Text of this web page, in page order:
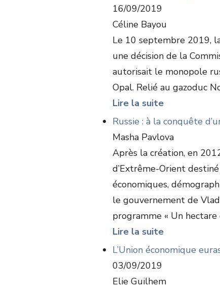
16/09/2019
Céline Bayou
Le 10 septembre 2019,
une décision de la
autorisait le monopole
Opal. Relié au gazoduc
Lire la suite
Russie : à la conquête
Masha Pavlova
Après la création, en
d’Extrême-Orient
économiques,
le gouvernement de
programme « Un hectare
Lire la suite
L’Union économique
03/09/2019
Elie Guilhem